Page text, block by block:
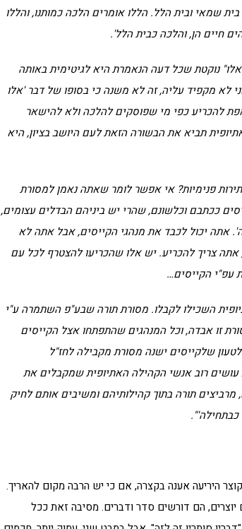
שמאי ובית הלל. הללו אומרים הלכה כמותנו, והללו
חיים הן, והלכה כבית הלל'.
נוקטת שכל דעה הנאמרת היא לגיטימית באותה
לא מקפיד עליה, זה לא משנה כי בסופו של דבר 'אלו
להכריע כפי מי שפוסקים להלכה ולא להישאר
תביא את הבשורה הזאת לעם היושב בציון, היא
פנימיות? אי אפשר לומר שאתה נאמן למסורת
ככתבם וכלשונם, שהרי יש ביניהם הבדלים עצומים,
אתה יכול לכבד את מנהגי הקייסים, אבל אתה לא
אתה צריך להכריע. יש אלו שהכריעו להצטרף לכל עם
עפ"י הקייסים…
השכילו לקבלו. מסורת תורה שבע"פ השתמרה ע"י
זו אבדה, וכל המנהגים שהתפתחו אצל הקייסים
שלקייסים ישנה מסורת מקבילה לחז"ל
עושים רוב אנשי הקהילה האתיופית שמקבלים את
מרביצים תורה בתוך קהילותיהם ומשיבים אותם לחיק
כבתחילה'".
היריעה אענה בקצרה, אם כי יש הרבה מקום להאריך.
הם דורשים סדר ודברים. מסיבה זאת ככל